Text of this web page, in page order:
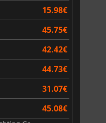
15.48
15.98€
45.75€
42.42€
44.73€
31.07€
45.08€